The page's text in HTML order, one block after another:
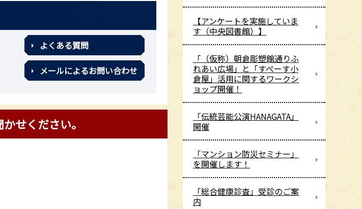
よくある質問
メールによるお問い合わせ
せください。
【アンケートを実施していま
す（中央図書館）】
「（仮称）朝倉彫塑館通りふ
れあい広場」と「すぺーす小
倉屋」活用に関するワークシ
ョップ開催！
「伝統芸能公演HANAGATA」
開催
「マンション防災セミナー」
を開催します！
「総合健康診査」受診のご案
内